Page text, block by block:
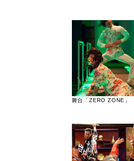
舞台「ZERO ZONE」